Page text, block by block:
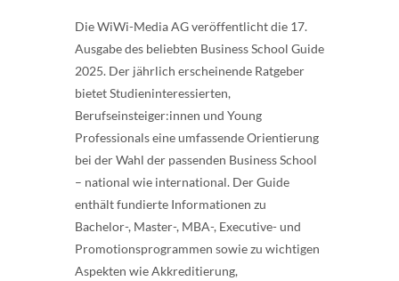
Die WiWi-Media AG veröffentlicht die 17.
Ausgabe des beliebten Business School Guide
2025. Der jährlich erscheinende Ratgeber
bietet Studieninteressierten,
Berufseinsteiger:innen und Young
Professionals eine umfassende Orientierung
bei der Wahl der passenden Business School
– national wie international. Der Guide
enthält fundierte Informationen zu
Bachelor-, Master-, MBA-, Executive- und
Promotionsprogrammen sowie zu wichtigen
Aspekten wie Akkreditierung,